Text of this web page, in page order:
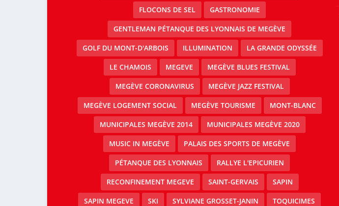
FLOCONS DE SEL GASTRONOMIE
GENTLEMAN PÉTANQUE DES LYONNAIS DE MEGÈVE
GOLF DU MONT-D'ARBOIS ILLUMINATION LA GRANDE ODYSSÉE
LE CHAMOIS MEGEVE MEGÈVE BLUES FESTIVAL
MEGÈVE CORONAVIRUS MEGÈVE JAZZ FESTIVAL
MEGÈVE LOGEMENT SOCIAL MEGÈVE TOURISME MONT-BLANC
MUNICIPALES MEGÈVE 2014 MUNICIPALES MEGÈVE 2020
MUSIC IN MEGÈVE PALAIS DES SPORTS DE MEGÈVE
PÉTANQUE DES LYONNAIS RALLYE L'EPICURIEN
RECONFINEMENT MEGEVE SAINT-GERVAIS SAPIN
SAPIN MEGEVE SKI SYLVIANE GROSSET-JANIN TOQUICIMES